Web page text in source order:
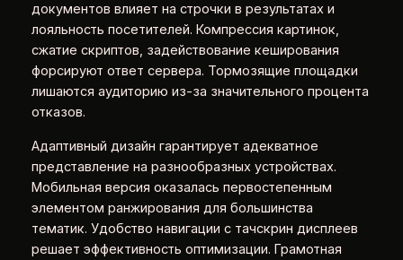
документов влияет на строчки в результатах и
лояльность посетителей. Компрессия картинок,
сжатие скриптов, задействование кеширования
форсируют ответ сервера. Тормозящие площадки
лишаются аудиторию из-за значительного процента
отказов.
Адаптивный дизайн гарантирует адекватное
представление на разнообразных устройствах.
Мобильная версия оказалась первостепенным
элементом ранжирования для большинства
тематик. Удобство навигации с тачскрин дисплеев
решает эффективность оптимизации. Грамотная